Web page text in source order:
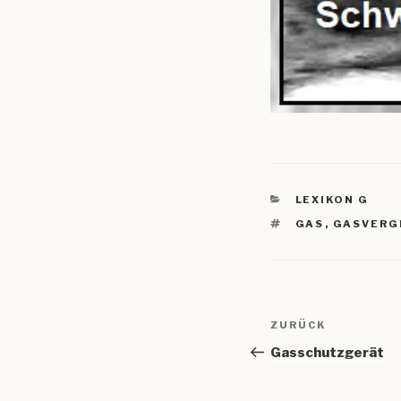
KATEGORIEN
LEXIKON G
GAS ,
Vorheriger
Beitrag
ZURÜCK
Gasschutzgerät